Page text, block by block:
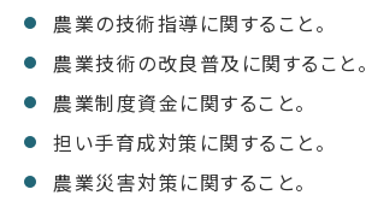
農業の技術指導に関すること。
農業技術の改良普及に関すること。
農業制度資金に関すること。
担い手育成対策に関すること。
農業災害対策に関すること。